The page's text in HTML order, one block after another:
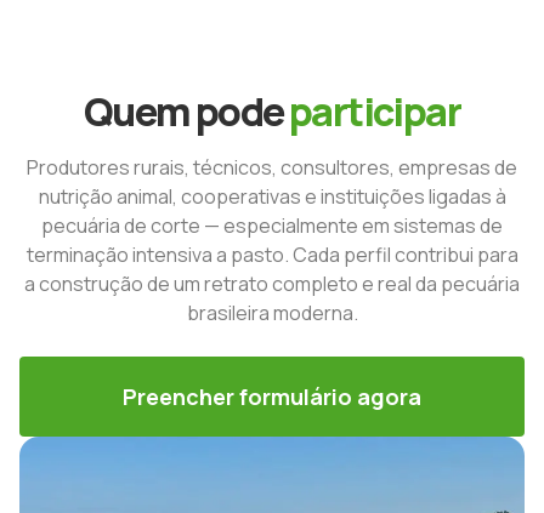
Quem podeparticipar
Produtores rurais, técnicos, consultores, empresas de
nutrição animal, cooperativas e instituições ligadas à
pecuária de corte — especialmente em sistemas de
terminação intensiva a pasto. Cada perfil contribui para
a construção de um retrato completo e real da pecuária
brasileira moderna.
Preencher formulário agora